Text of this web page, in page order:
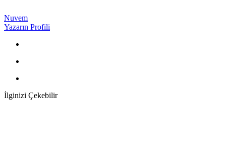
Nuvem
Yazarın Profili
İlginizi Çekebilir